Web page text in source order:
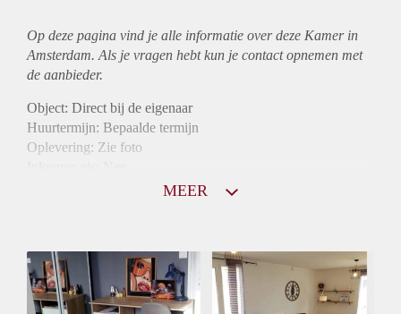
Op deze pagina vind je alle informatie over deze Kamer in
Amsterdam. Als je vragen hebt kun je contact opnemen met
de aanbieder.
Object: Direct bij de eigenaar
Huurtermijn: Bepaalde termijn
Oplevering: Zie foto
Gedeelde Douche: Ja
Gedeelde woonkamer: Ja
Huisgenoten: Ja
MEER